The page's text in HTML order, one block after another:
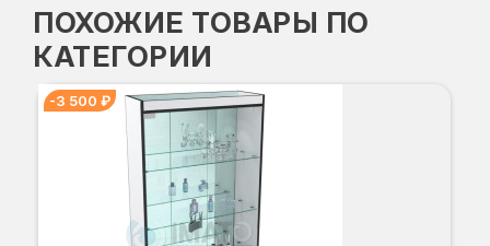
ПОХОЖИЕ ТОВАРЫ ПО
КАТЕГОРИИ
-3 500 ₽